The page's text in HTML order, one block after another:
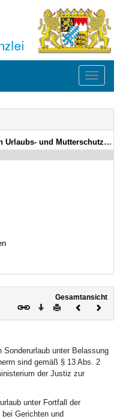
Toggle
Mutterschutzverordnung (UrlMV)
Gesamtansicht
Download
DruckenVorheriges
Sonderurlaub unter Belassung
sind gemäß § 13 Abs. 2
der Justiz zur
unter Fortfall der
Gerichten und